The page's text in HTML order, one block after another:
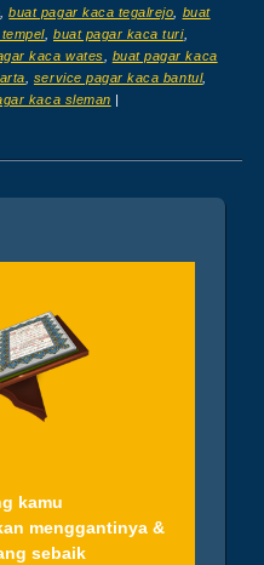
,buat pagar kaca tegalrejo
buat
, buat pagar kaca turi,
kaca wates
buat pagar kaca
service pagar kaca bantul,
kaca sleman
kamu
menggantinya &
sebaik